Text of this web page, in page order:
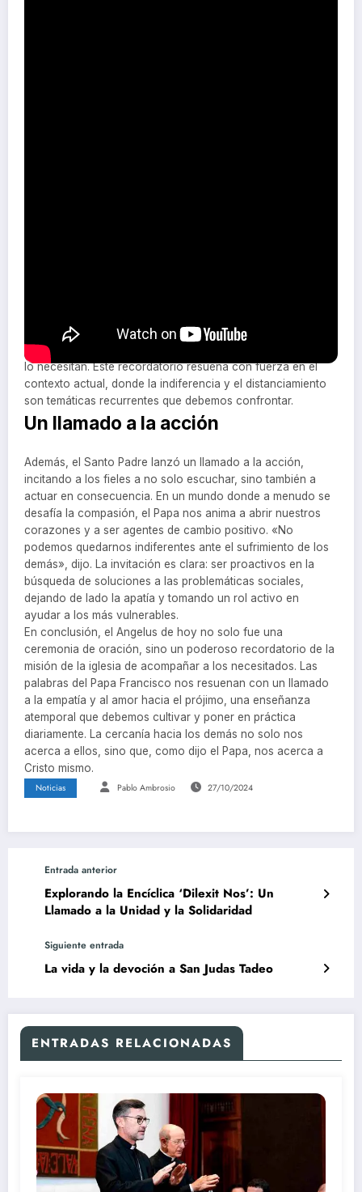
pobres, más te acercas a Jesús», enfatizó el Pontífice,
subrayando la necesidad de tender la mano a quienes más
lo necesitan. Este recordatorio resuena con fuerza en el
contexto actual, donde la indiferencia y el distanciamiento
son temáticas recurrentes que debemos confrontar.
Un llamado a la acción
Además, el Santo Padre lanzó un llamado a la acción,
incitando a los fieles a no solo escuchar, sino también a
actuar en consecuencia. En un mundo donde a menudo se
desafía la compasión, el Papa nos anima a abrir nuestros
corazones y a ser agentes de cambio positivo. «No
podemos quedarnos indiferentes ante el sufrimiento de los
demás», dijo. La invitación es clara: ser proactivos en la
búsqueda de soluciones a las problemáticas sociales,
dejando de lado la apatía y tomando un rol activo en
ayudar a los más vulnerables.
En conclusión, el Angelus de hoy no solo fue una
ceremonia de oración, sino un poderoso recordatorio de la
misión de la iglesia de acompañar a los necesitados. Las
palabras del Papa Francisco nos resuenan con un llamado
a la empatía y al amor hacia el prójimo, una enseñanza
atemporal que debemos cultivar y poner en práctica
diariamente. La cercanía hacia los demás no solo nos
acerca a ellos, sino que, como dijo el Papa, nos acerca a
Cristo mismo.
Noticias Pablo Ambrosio 27/10/2024
Entrada anterior
Explorando la Encíclica ‘Dilexit Nos’: Un
Llamado a la Unidad y la Solidaridad
Siguiente entrada
La vida y la devoción a San Judas Tadeo
ENTRADAS RELACIONADAS